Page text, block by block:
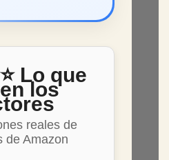
Lo que
los
reales de
de Amazon